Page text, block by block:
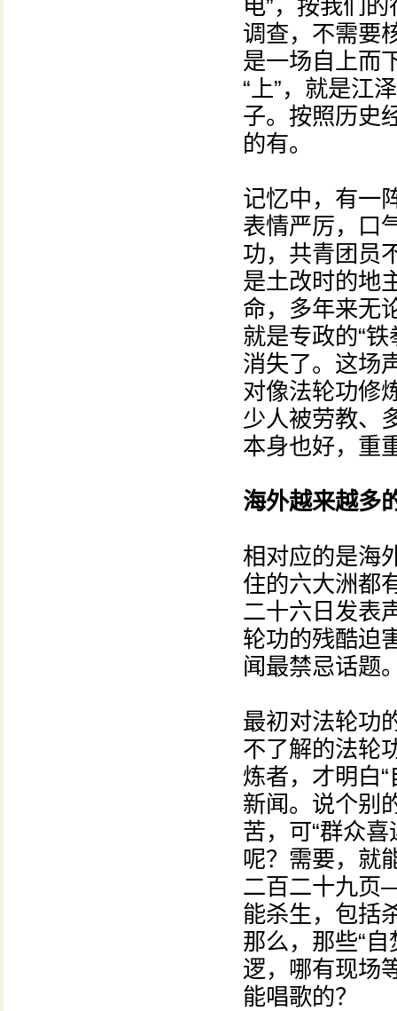
电”，按我们
调查，不需要
是一场自上而
“上”，就是江
子。按照历史
的有。
记忆中，有一
表情严厉，口
功，共青团员
是土改时的地
命，多年来无
就是专政的“
消失了。这场
对像法轮功修
少人被劳教、
本身也好，重
海外越来越多
相对应的是海
住的六大洲都
二十六日发表
轮功的残酷迫
闻最禁忌话题
最初对法轮功
不了解的法轮
炼者，才明白
新闻。说个别
苦，可“群众
呢？需要，就
二百二十九页
能杀生，包括
那么，那些“
逻，哪有现场
能唱歌的？